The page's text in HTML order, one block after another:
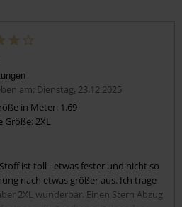
am: Dienstag, 23.12.2025
in Meter: 1.69
Größe: 2XL
ist toll - etwas fester und nicht so
nach etwas größer aus. Ich trage
2XL wunderbar. Einen Stern Abzug